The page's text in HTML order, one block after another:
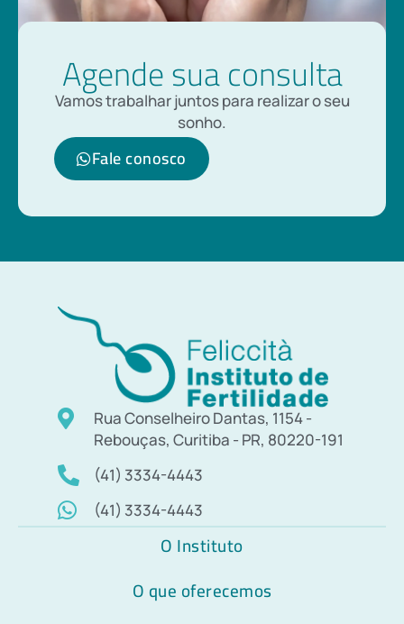
Agende sua consulta
Vamos trabalhar juntos para realizar o seu
sonho.
Fale conosco
Rua Conselheiro Dantas, 1154 -
Rebouças, Curitiba - PR, 80220-191
(41) 3334-4443
(41) 3334-4443
O Instituto
O que oferecemos